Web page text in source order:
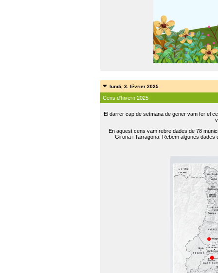
lundi, 3. février 2025
Cens d'hivern 2025
El darrer cap de setmana de gener vam fer el
En aquest cens vam rebre dades de 78
Girona i Tarragona. Rebem algunes